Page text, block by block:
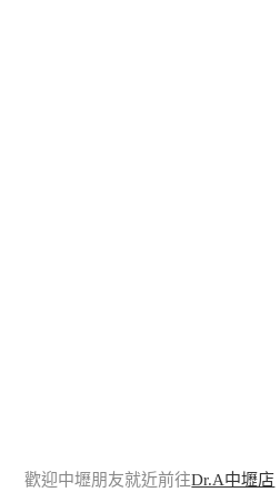
歡迎中壢朋友就近前往Dr.A中壢店